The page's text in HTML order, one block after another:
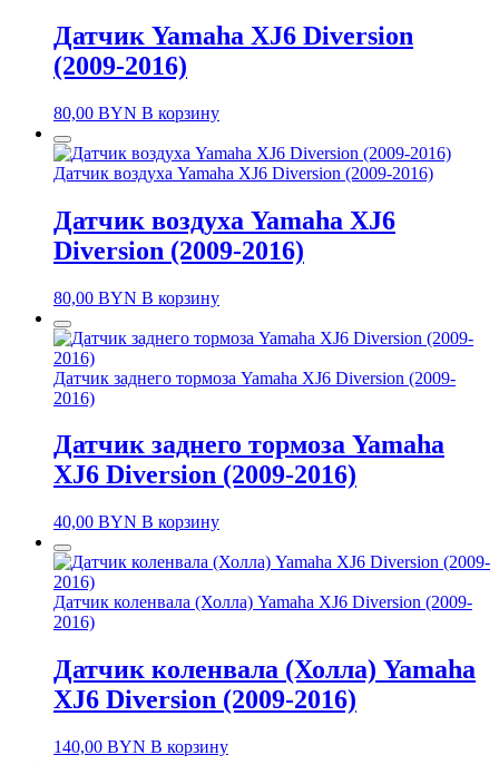
Датчик Yamaha XJ6 Diversion
(2009-2016)
80,00 BYN В корзину
Датчик воздуха Yamaha XJ6 Diversion (2009-2016)
Датчик воздуха Yamaha XJ6
Diversion (2009-2016)
80,00 BYN В корзину
Датчик заднего тормоза Yamaha XJ6 Diversion (2009-
2016)
Датчик заднего тормоза Yamaha
XJ6 Diversion (2009-2016)
40,00 BYN В корзину
Датчик коленвала (Холла) Yamaha XJ6 Diversion (2009-
2016)
Датчик коленвала (Холла) Yamaha
XJ6 Diversion (2009-2016)
140,00 BYN В корзину